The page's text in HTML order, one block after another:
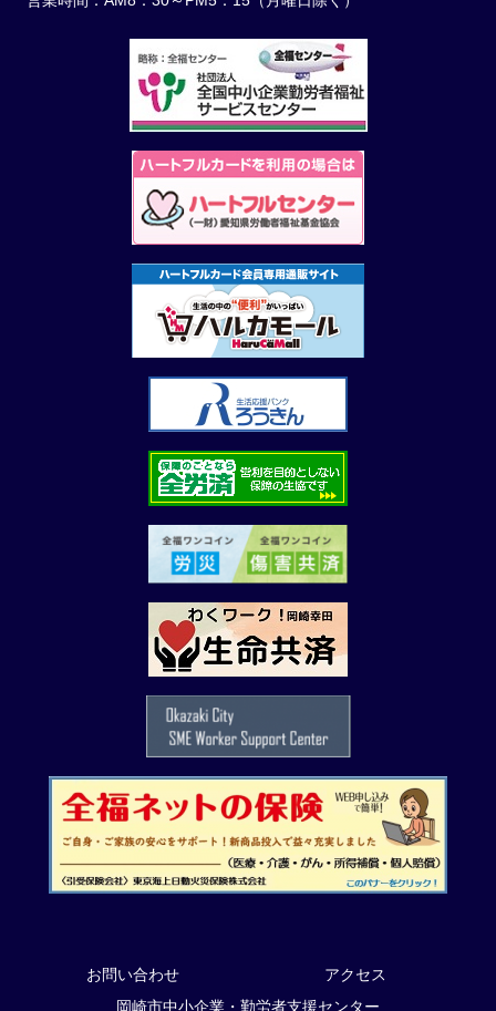
お問い合わせ
アクセス
岡崎市中小企業・勤労者支援センター